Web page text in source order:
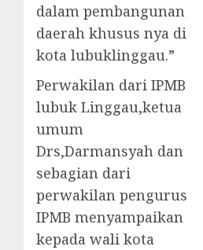
dalam pembangunan
daerah khusus nya di
kota lubuklinggau.”
Perwakilan dari IPMB
lubuk Linggau,ketua
umum
Drs,Darmansyah dan
sebagian dari
perwakilan pengurus
IPMB menyampaikan
kepada wali kota